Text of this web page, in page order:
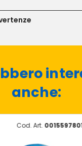
anche:
Cod. Art.